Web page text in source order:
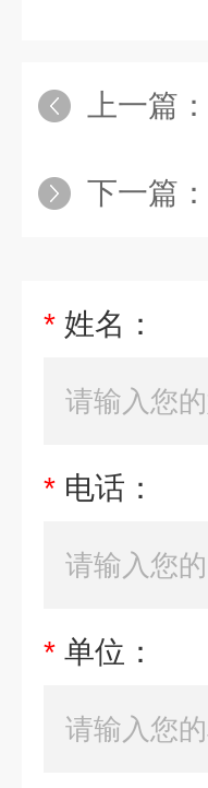
上一篇：
下一篇：
* 姓名：
* 电话：
* 单位：